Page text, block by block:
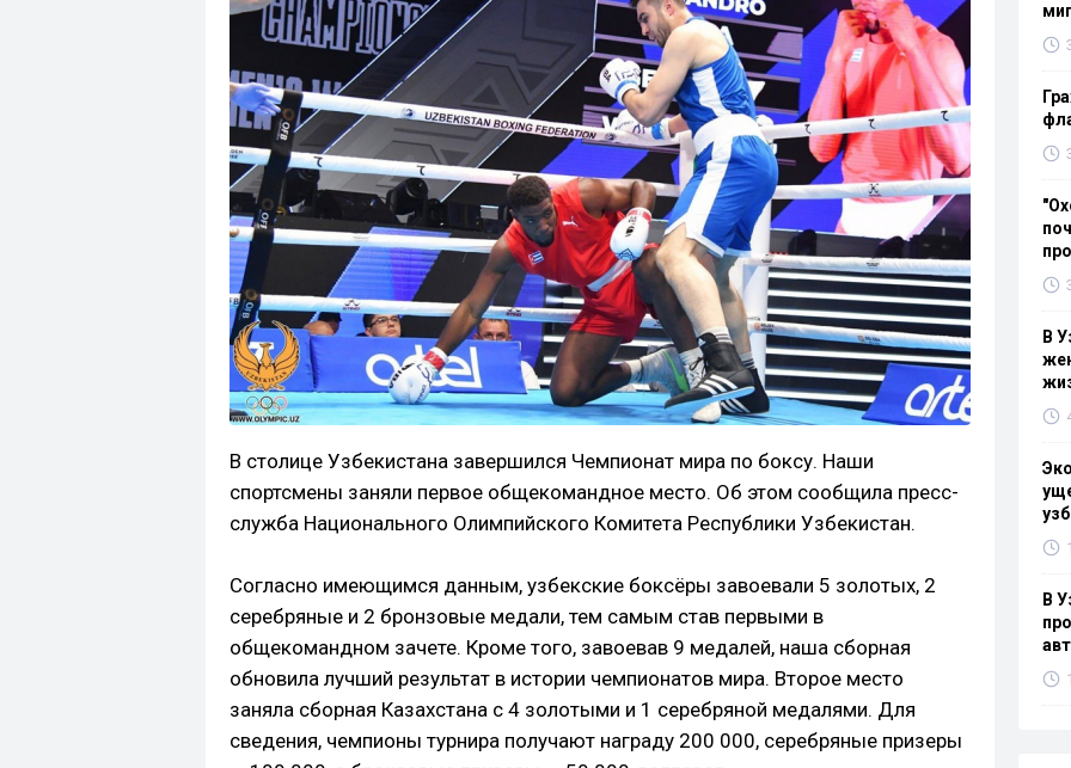
В столице Узбекистана завершился Чемпионат мира по боксу. Наши
спортсмены заняли первое общекомандное место. Об этом сообщила пресс-
служба Национального Олимпийского Комитета Республики Узбекистан.
Согласно имеющимся данным, узбекские боксёры завоевали 5 золотых, 2
серебряные и 2 бронзовые медали, тем самым став первыми в
общекомандном зачете. Кроме того, завоевав 9 медалей, наша сборная
обновила лучший результат в истории чемпионатов мира. Второе место
заняла сборная Казахстана с 4 золотыми и 1 серебряной медалями. Для
сведения, чемпионы турнира получают награду 200 000, серебряные призеры
В
В